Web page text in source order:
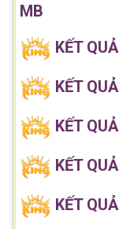
MB
KẾT
KẾT
KẾT
KẾT
KẾT